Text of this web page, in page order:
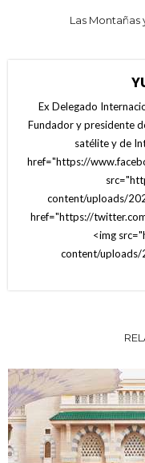
Las Montañas
Ex Delegado
Fundador y presidente
satélite y de
href="https://
content/uploads/
href="https://
<img
content/